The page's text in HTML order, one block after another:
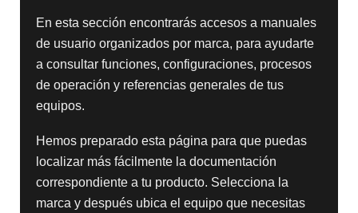
En esta sección encontrarás accesos a manuales
de usuario organizados por marca, para ayudarte
a consultar funciones, configuraciones, procesos
de operación y referencias generales de tus
equipos.
Hemos preparado esta página para que puedas
localizar más fácilmente la documentación
correspondiente a tu producto. Selecciona la
marca y después ubica el equipo que necesitas